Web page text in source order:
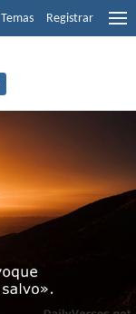
Temas Registrar